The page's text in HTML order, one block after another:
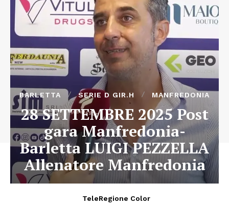
BARLETTA SERIE D GIR.H MANFREDONIA
28 SETTEMBRE 2025 Post
gara Manfredonia-
Barletta LUIGI PEZZELLA
Allenatore Manfredonia
TeleRegione Color